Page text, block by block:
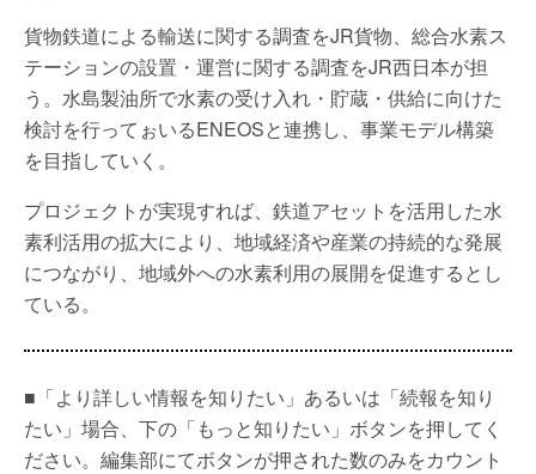
貨物鉄道による輸送に関する調査をJR貨物、総合水素ス
テーションの設置・運営に関する調査をJR西日本が担
う。水島製油所で水素の受け入れ・貯蔵・供給に向けた
検討を行ってぉいるENEOSと連携し、事業モデル構築
を目指していく。
プロジェクトが実現すれば、鉄道アセットを活用した水
素利活用の拡大により、地域経済や産業の持続的な発展
につながり、地域外への水素利用の展開を促進するとし
ている。
■「より詳しい情報を知りたい」あるいは「続報を知り
たい」場合、下の「もっと知りたい」ボタンを押してく
ださい。編集部にてボタンが押された数のみをカウント